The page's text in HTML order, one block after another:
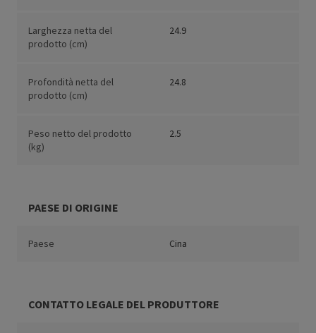
Larghezza netta del
prodotto (cm)
24.9
Profondità netta del
prodotto (cm)
24.8
Peso netto del prodotto
(kg)
2.5
PAESE DI ORIGINE
Paese Cina
CONTATTO LEGALE DEL PRODUTTORE